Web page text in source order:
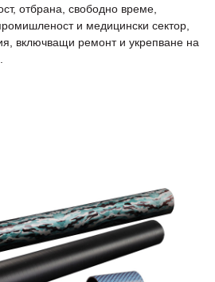
отбрана, свободно време,
и медицински сектор,
включващи ремонт и укрепване на